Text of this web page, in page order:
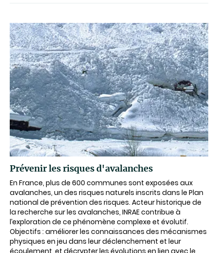
Prévenir les risques d'avalanches
En France, plus de 600 communes sont exposées aux
avalanches, un des risques naturels inscrits dans le Plan
national de prévention des risques. Acteur historique de
la recherche sur les avalanches, INRAE contribue à
l’exploration de ce phénomène complexe et évolutif.
Objectifs : améliorer les connaissances des mécanismes
physiques en jeu dans leur déclenchement et leur
écoulement, et décrypter les évolutions en lien avec le